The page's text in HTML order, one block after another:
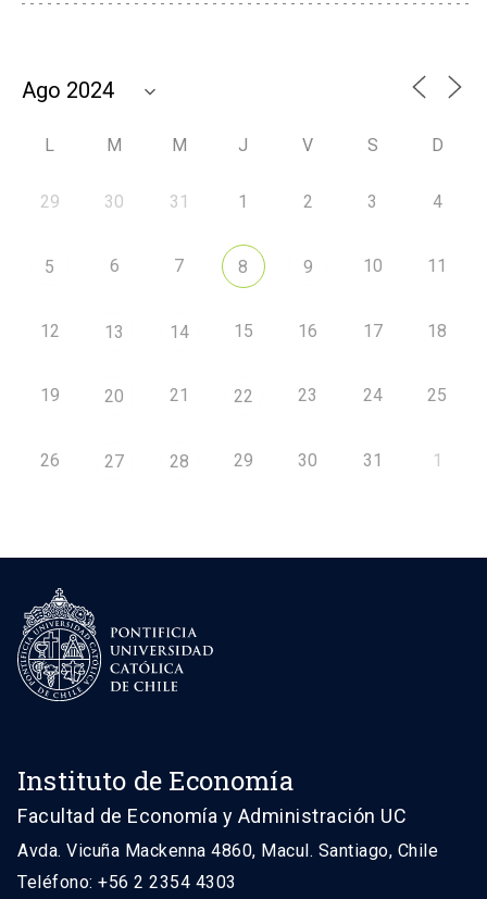
L M M J V S D
29 30 31 1 2 3 4
5 6 7 8 9 10 11
12 13 14 15 16 17 18
19 20 21 22 23 24 25
26 27 28 29 30 31 1
Instituto de Economía
Facultad de Economía y Administración UC
Avda. Vicuña Mackenna 4860, Macul. Santiago, Chile
Teléfono: +56 2 2354 4303